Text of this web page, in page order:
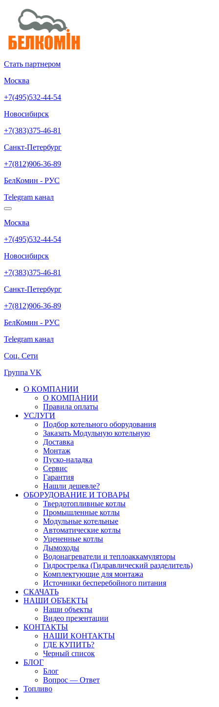
Стать партнером
Москва
+7(495)532-44-54
Новосибирск
+7(383)375-46-81
Санкт-Петербург
+7(812)906-36-89
БелКомин - РУС
Telegram канал
Москва
+7(495)532-44-54
Новосибирск
+7(383)375-46-81
Санкт-Петербург
+7(812)906-36-89
БелКомин - РУС
Telegram канал
Соц. Сети
Группа VK
О КОМПАНИИ
О КОМПАНИИ
Правила оплаты
УСЛУГИ
Подбор котельного оборудования
Заказать Модульную котельную
Доставка
Монтаж
Пуско-наладка
Сервис
Гарантия
Нашли дешевле?
ОБОРУДОВАНИЕ И ТОВАРЫ
Твердотопливные котлы
Промышленные котлы
Модульные котельные
Автоматические котлы
Уцененные котлы
Дымоходы
Водонагреватели и теплоаккамуляторы
Гидрострелка (Гидравлический разделитель)
Комплектующие для монтажа
Источники бесперебойного питания
СКАЧАТЬ
НАШИ ОБЪЕКТЫ
Наши объекты
Видео презентации
КОНТАКТЫ
НАШИ КОНТАКТЫ
ГДЕ КУПИТЬ?
Черный список
БЛОГ
Блог
Вопрос — Ответ
Топливо